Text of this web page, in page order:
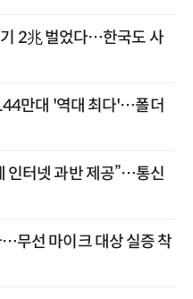
2兆 벌었다…한국도 사
만대 '역대 최다'…폴더
인터넷 과반 제공”…통신
무선 마이크 대상 실증 착